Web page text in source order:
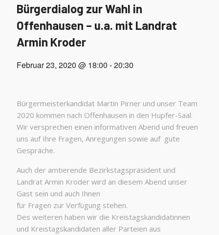
Bürgerdialog zur Wahl in
Offenhausen – u.a. mit Landrat
Armin Kroder
Februar 23, 2020 @ 18:00 -20:30
Bürgermeisterkandidat Martin Pirner und unser Team
2020 kommen nach Offenhausen in den Hupfer-Saal.
Wir versprechen einen informativen Abend und freuen
uns auf Ihre Fragen, Anregungen sowie auf gute
Gespräche.
Auch der amtierende Bezirkstagspräsident und
Landrat Armin Kroder wird an diesem Abend unser
Gast sein und auch Ihnen
für Fragen zur Verfügung stehen.
Des weiteren haben wir die Kreistagskandidatinnen
und Kreistagskandidaten aller Parteien aus